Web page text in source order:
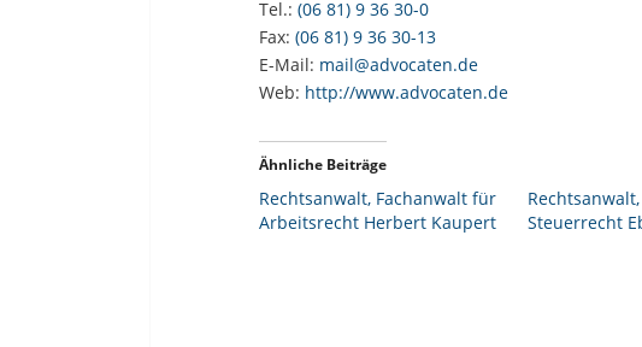
Tel.: (06 81) 9 36 30-0
Fax: (06 81) 9 36 30-13
E-Mail: mail@advocaten.de
Web: http://www.advocaten.de
Ähnliche Beiträge
Rechtsanwalt, Fachanwalt für
Arbeitsrecht Herbert Kaupert
Steuerrecht